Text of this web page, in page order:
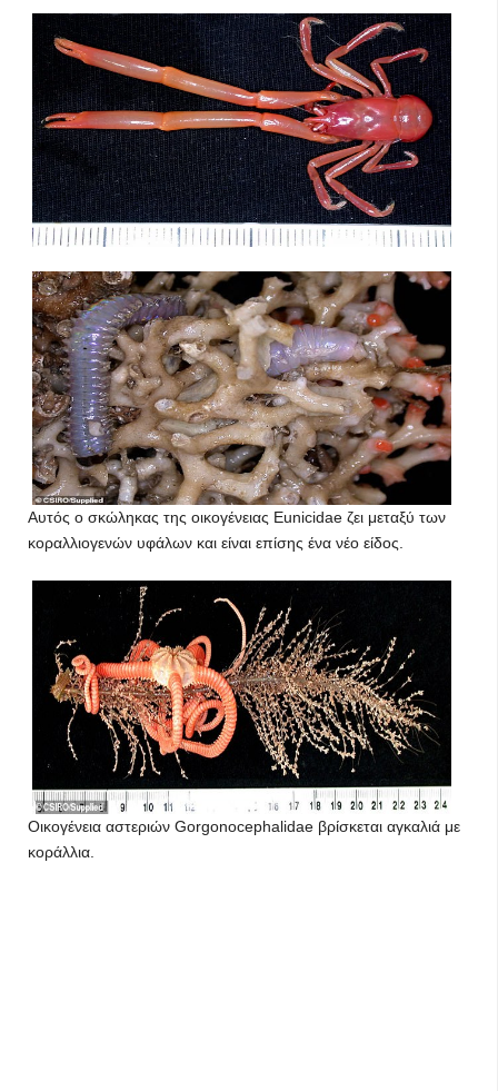
Αυτός ο σκώληκας της οικογένειας Eunicidae ζει μεταξύ των
κοραλλιογενών υφάλων και είναι επίσης ένα νέο είδος.
Οικογένεια αστεριών Gorgonocephalidae βρίσκεται αγκαλιά με
κοράλλια.